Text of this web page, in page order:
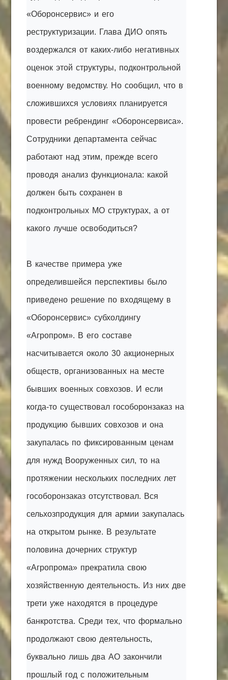
«Оборонсервис» и его
реструктуризации. Глава ДИО опять
воздержался от каких-либо негативных
оценок этой структуры, подконтрольной
военному ведомству. Но сообщил, что в
сложившихся условиях планируется
провести ребрендинг «Оборонсервиса».
Сотрудники департамента сейчас
работают над этим, прежде всего
проводя анализ функционала: какой
должен быть сохранен в
подконтрольных МО структурах, а от
какого лучше освободиться?
В качестве примера уже
определившейся перспективы было
приведено решение по входящему в
«Оборонсервис» субхолдингу
«Агропром». В его составе
насчитывается около 30 акционерных
обществ, организованных на месте
бывших военных совхозов. И если
когда-то существовал гособоронзаказ на
продукцию бывших совхозов и она
закупалась по фиксированным ценам
для нужд Вооруженных сил, то на
протяжении нескольких последних лет
гособоронзаказ отсутствовал. Вся
сельхозпродукция для армии закупалась
на открытом рынке. В результате
половина дочерних структур
«Агропрома» прекратила свою
хозяйственную деятельность. Из них две
трети уже находятся в процедуре
банкротства. Среди тех, что формально
продолжают свою деятельность,
буквально лишь два АО закончили
прошлый год с положительным